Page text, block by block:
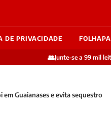
DE PRIVACIDADE FOLHAPA
👥Junte-se a 99 mil
em Guaianases e evita sequestro